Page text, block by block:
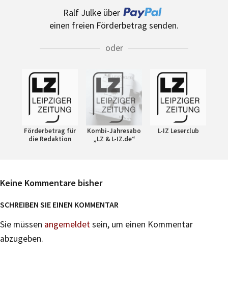
Ralf Julke über
einen freien Förderbetrag senden.
oder
Förderbetrag für
die Redaktion
Kombi-Jahresabo
„LZ & L-IZ.de“
L-IZ Leserclub
Keine Kommentare bisher
SCHREIBEN SIE EINEN KOMMENTAR
Sie müssen angemeldetsein, um einen Kommentar
abzugeben.